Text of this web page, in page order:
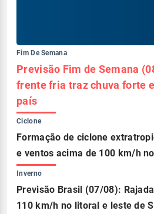
Fim De Semana
Previsão Fim de Semana
frente fria traz chuva forte
país
Ciclone
Formação de ciclone
e ventos acima de 100 km/h
Inverno
Previsão Brasil (07/08):
110 km/h no litoral e leste de